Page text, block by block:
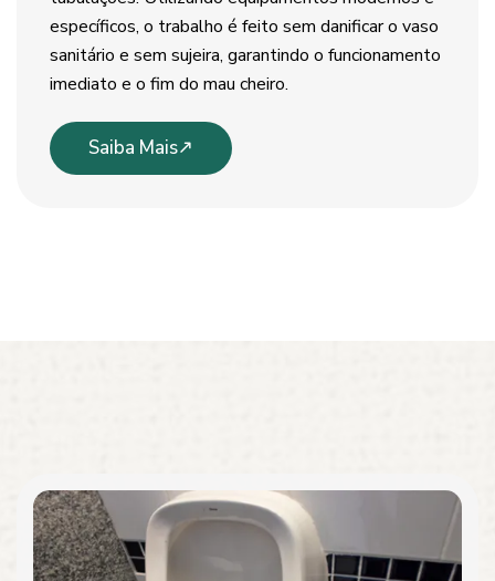
específicos, o trabalho é feito sem danificar o vaso
sanitário e sem sujeira, garantindo o funcionamento
imediato e o fim do mau cheiro.
Saiba Mais